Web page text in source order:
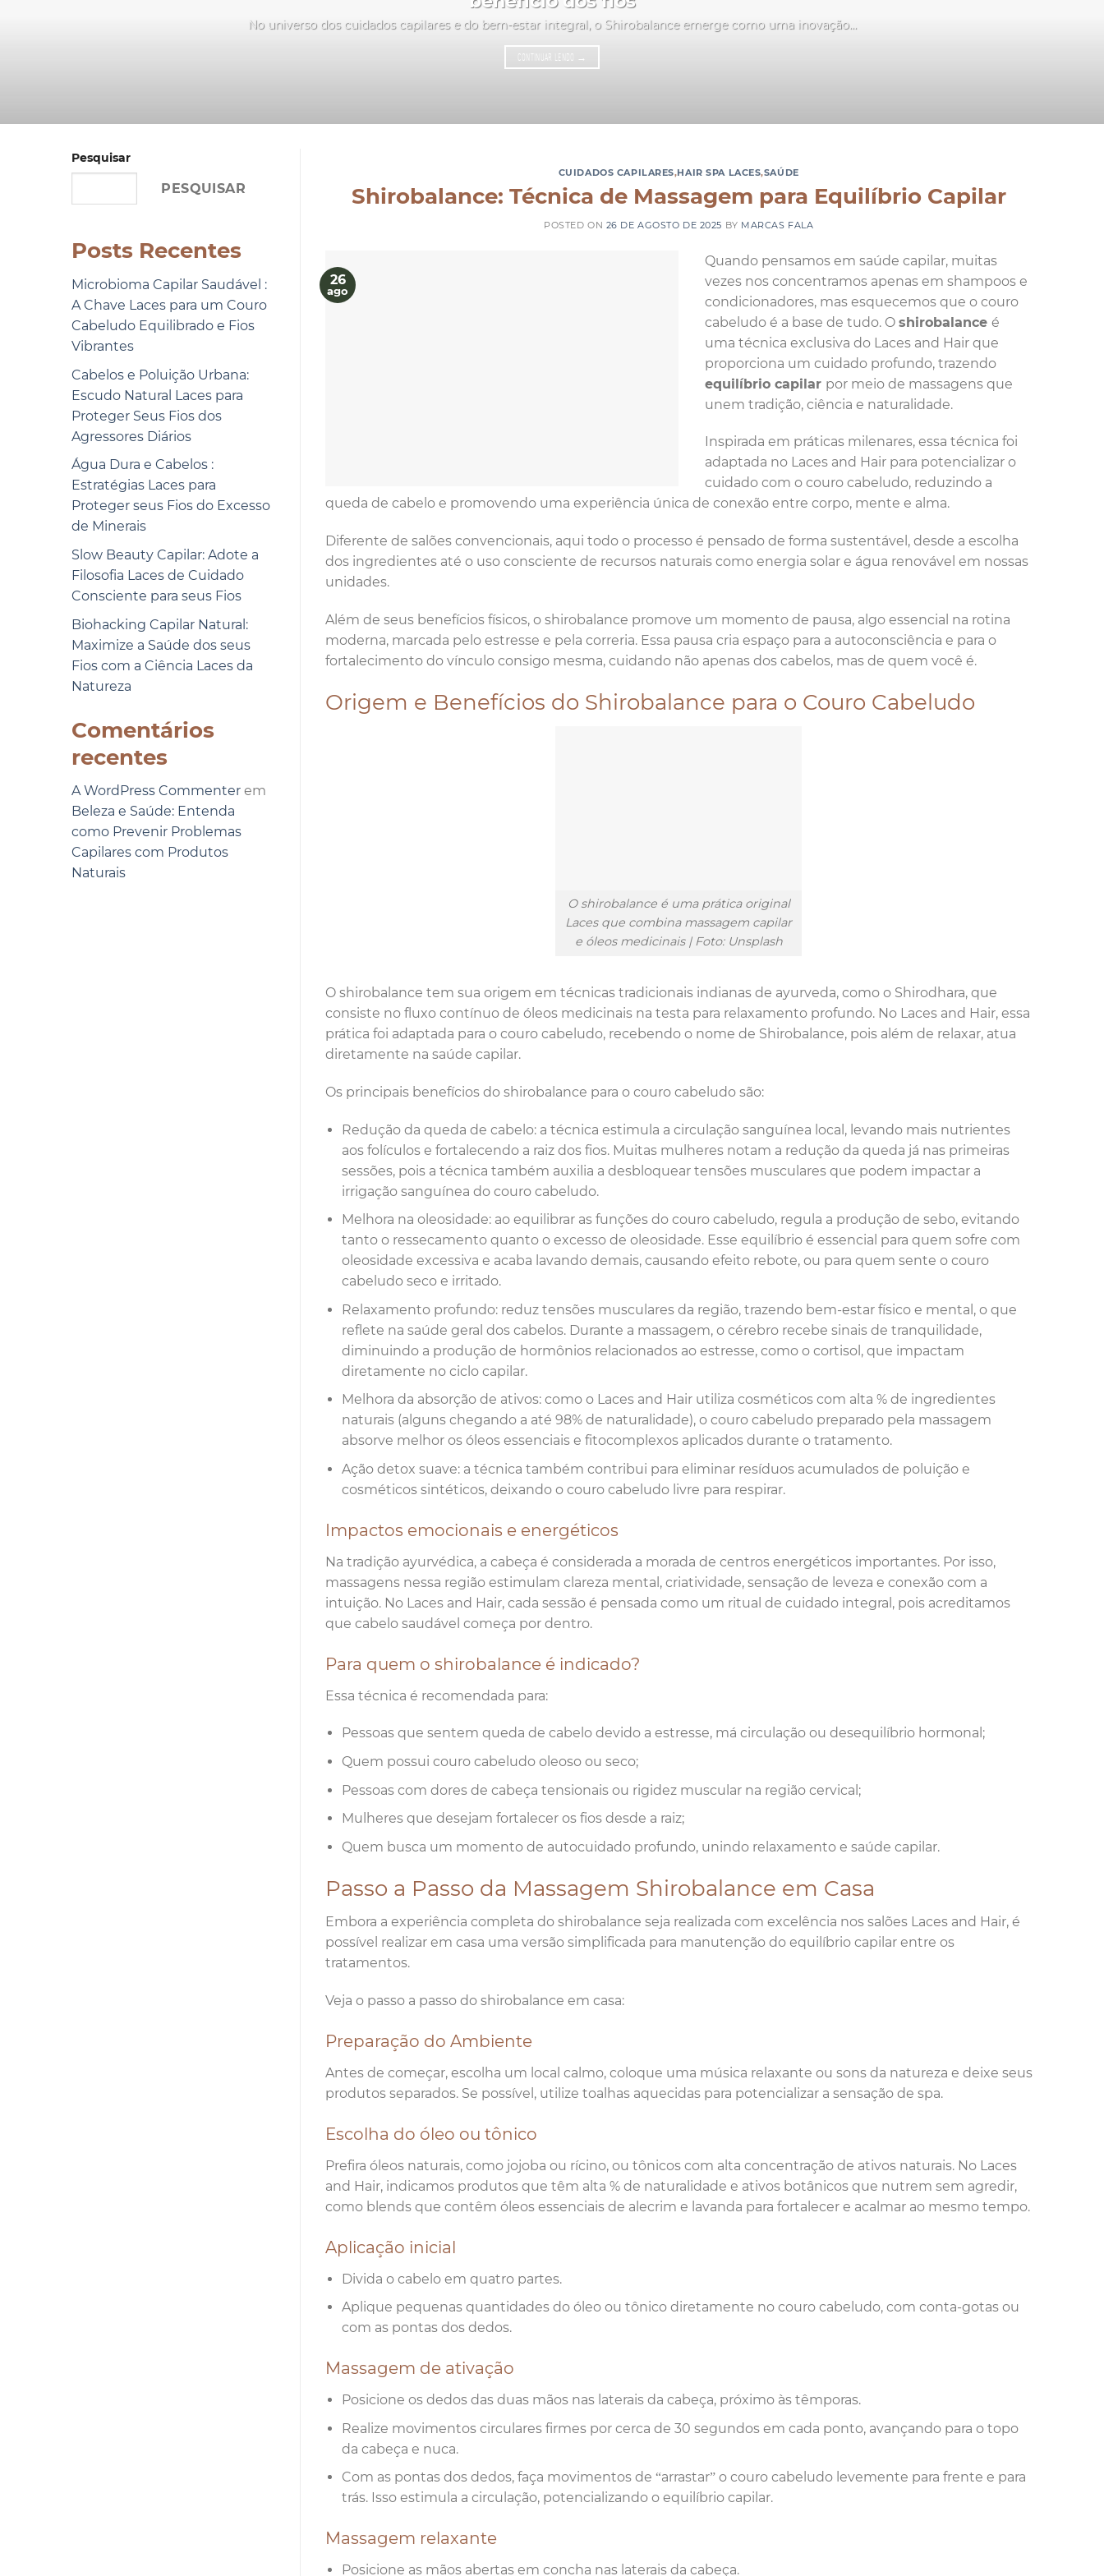
No universo dos cuidados capilares e do bem-estar integral, o Shirobalance emerge como uma inovação...
CONTINUAR LENDO →
Pesquisar
PESQUISAR
Posts Recentes
Microbioma Capilar Saudável :
A Chave Laces para um Couro
Cabeludo Equilibrado e Fios
Vibrantes
Cabelos e Poluição Urbana:
Escudo Natural Laces para
Proteger Seus Fios dos
Agressores Diários
Água Dura e Cabelos :
Estratégias Laces para
Proteger seus Fios do Excesso
de Minerais
Slow Beauty Capilar: Adote a
Filosofia Laces de Cuidado
Consciente para seus Fios
Biohacking Capilar Natural:
Maximize a Saúde dos seus
Fios com a Ciência Laces da
Natureza
Comentários
recentes
A WordPress Commenter em
Beleza e Saúde: Entenda
como Prevenir Problemas
Capilares com Produtos
Naturais
CUIDADOS CAPILARES,HAIR SPA LACES,SAÚDE
Shirobalance: Técnica de Massagem para Equilíbrio Capilar
POSTED ON 26 DE AGOSTO DE 2025 BY MARCAS FALA
26
ago
Quando pensamos em saúde capilar, muitas
vezes nos concentramos apenas em shampoos e
condicionadores, mas esquecemos que o couro
cabeludo é a base de tudo. Oshirobalanceé
uma técnica exclusiva do Laces and Hair que
proporciona um cuidado profundo, trazendo
equilíbrio capilar por meio de massagens que
unem tradição, ciência e naturalidade.
Inspirada em práticas milenares, essa técnica foi
adaptada no Laces and Hair para potencializar o
cuidado com o couro cabeludo, reduzindo a
queda de cabelo e promovendo uma experiência única de conexão entre corpo, mente e alma.
Diferente de salões convencionais, aqui todo o processo é pensado de forma sustentável, desde a escolha
dos ingredientes até o uso consciente de recursos naturais como energia solar e água renovável em nossas
unidades.
Além de seus benefícios físicos, o shirobalance promove um momento de pausa, algo essencial na rotina
moderna, marcada pelo estresse e pela correria. Essa pausa cria espaço para a autoconsciência e para o
fortalecimento do vínculo consigo mesma, cuidando não apenas dos cabelos, mas de quem você é.
Origem e Benefícios do Shirobalance para o Couro Cabeludo
O shirobalance é uma prática original
Laces que combina massagem capilar
e óleos medicinais | Foto: Unsplash
O shirobalance tem sua origem em técnicas tradicionais indianas de ayurveda, como o Shirodhara, que
consiste no fluxo contínuo de óleos medicinais na testa para relaxamento profundo. No Laces and Hair, essa
prática foi adaptada para o couro cabeludo, recebendo o nome de Shirobalance, pois além de relaxar, atua
diretamente na saúde capilar.
Os principais benefícios do shirobalance para o couro cabeludo são:
Redução da queda de cabelo: a técnica estimula a circulação sanguínea local, levando mais nutrientes
aos folículos e fortalecendo a raiz dos fios. Muitas mulheres notam a redução da queda já nas primeiras
sessões, pois a técnica também auxilia a desbloquear tensões musculares que podem impactar a
irrigação sanguínea do couro cabeludo.
Melhora na oleosidade: ao equilibrar as funções do couro cabeludo, regula a produção de sebo, evitando
tanto o ressecamento quanto o excesso de oleosidade. Esse equilíbrio é essencial para quem sofre com
oleosidade excessiva e acaba lavando demais, causando efeito rebote, ou para quem sente o couro
cabeludo seco e irritado.
Relaxamento profundo: reduz tensões musculares da região, trazendo bem-estar físico e mental, o que
reflete na saúde geral dos cabelos. Durante a massagem, o cérebro recebe sinais de tranquilidade,
diminuindo a produção de hormônios relacionados ao estresse, como o cortisol, que impactam
diretamente no ciclo capilar.
Melhora da absorção de ativos: como o Laces and Hair utiliza cosméticos com alta % de ingredientes
naturais (alguns chegando a até 98% de naturalidade), o couro cabeludo preparado pela massagem
absorve melhor os óleos essenciais e fitocomplexos aplicados durante o tratamento.
Ação detox suave: a técnica também contribui para eliminar resíduos acumulados de poluição e
cosméticos sintéticos, deixando o couro cabeludo livre para respirar.
Impactos emocionais e energéticos
Na tradição ayurvédica, a cabeça é considerada a morada de centros energéticos importantes. Por isso,
massagens nessa região estimulam clareza mental, criatividade, sensação de leveza e conexão com a
intuição. No Laces and Hair, cada sessão é pensada como um ritual de cuidado integral, pois acreditamos
que cabelo saudável começa por dentro.
Para quem o shirobalance é indicado?
Essa técnica é recomendada para:
Pessoas que sentem queda de cabelo devido a estresse, má circulação ou desequilíbrio hormonal;
Quem possui couro cabeludo oleoso ou seco;
Pessoas com dores de cabeça tensionais ou rigidez muscular na região cervical;
Mulheres que desejam fortalecer os fios desde a raiz;
Quem busca um momento de autocuidado profundo, unindo relaxamento e saúde capilar.
Passo a Passo da Massagem Shirobalance em Casa
Embora a experiência completa do shirobalance seja realizada com excelência nos salões Laces and Hair, é
possível realizar em casa uma versão simplificada para manutenção do equilíbrio capilar entre os
tratamentos.
Veja o passo a passo do shirobalance em casa:
Preparação do Ambiente
Antes de começar, escolha um local calmo, coloque uma música relaxante ou sons da natureza e deixe seus
produtos separados. Se possível, utilize toalhas aquecidas para potencializar a sensação de spa.
Escolha do óleo ou tônico
Prefira óleos naturais, como jojoba ou rícino, ou tônicos com alta concentração de ativos naturais. No Laces
and Hair, indicamos produtos que têm alta % de naturalidade e ativos botânicos que nutrem sem agredir,
como blends que contêm óleos essenciais de alecrim e lavanda para fortalecer e acalmar ao mesmo tempo.
Aplicação inicial
Divida o cabelo em quatro partes.
Aplique pequenas quantidades do óleo ou tônico diretamente no couro cabeludo, com conta-gotas ou
com as pontas dos dedos.
Massagem de ativação
Posicione os dedos das duas mãos nas laterais da cabeça, próximo às têmporas.
Realize movimentos circulares firmes por cerca de 30 segundos em cada ponto, avançando para o topo
da cabeça e nuca.
Com as pontas dos dedos, faça movimentos de “arrastar” o couro cabeludo levemente para frente e para
trás. Isso estimula a circulação, potencializando o equilíbrio capilar.
Massagem relaxante
Posicione as mãos abertas em concha nas laterais da cabeça.